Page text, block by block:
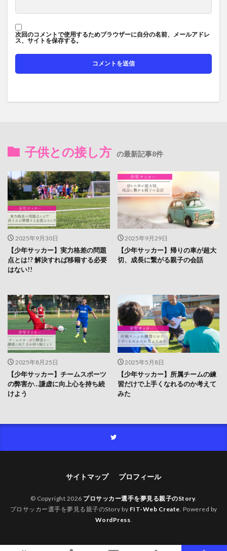
次回のコメントで使用するためブラウザーに自分の名前、メールアドレ
ス、サイトを保存する。
子供との接し方 の最新記事8件
2025年9月30日
【少年サッカー】実力格差の問題
点とは!? 解決すれば移籍する必要
はない!!
2025年9月29日
【少年サッカー】帰りの車が超大
切、成長に繋がる親子の会話
2025年8月25日
【少年サッカー】チームスポーツ
の弊害か…謙虚に向上心を持ち続
けよう
2025年5月8日
【少年サッカー】所属チームの練
習だけで上手くなれるのか考えて
みた
サイトマップ プロフィール
© Copyright 2026 プロサッカー選手を夢見る親子のStory.
プロサッカー選手を夢見る親子のStory by FIT-Web Create . Powered by
WordPress